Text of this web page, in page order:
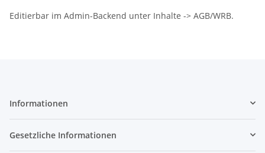
Editierbar im Admin-Backend unter Inhalte -> AGB/WRB.
Informationen
Gesetzliche Informationen